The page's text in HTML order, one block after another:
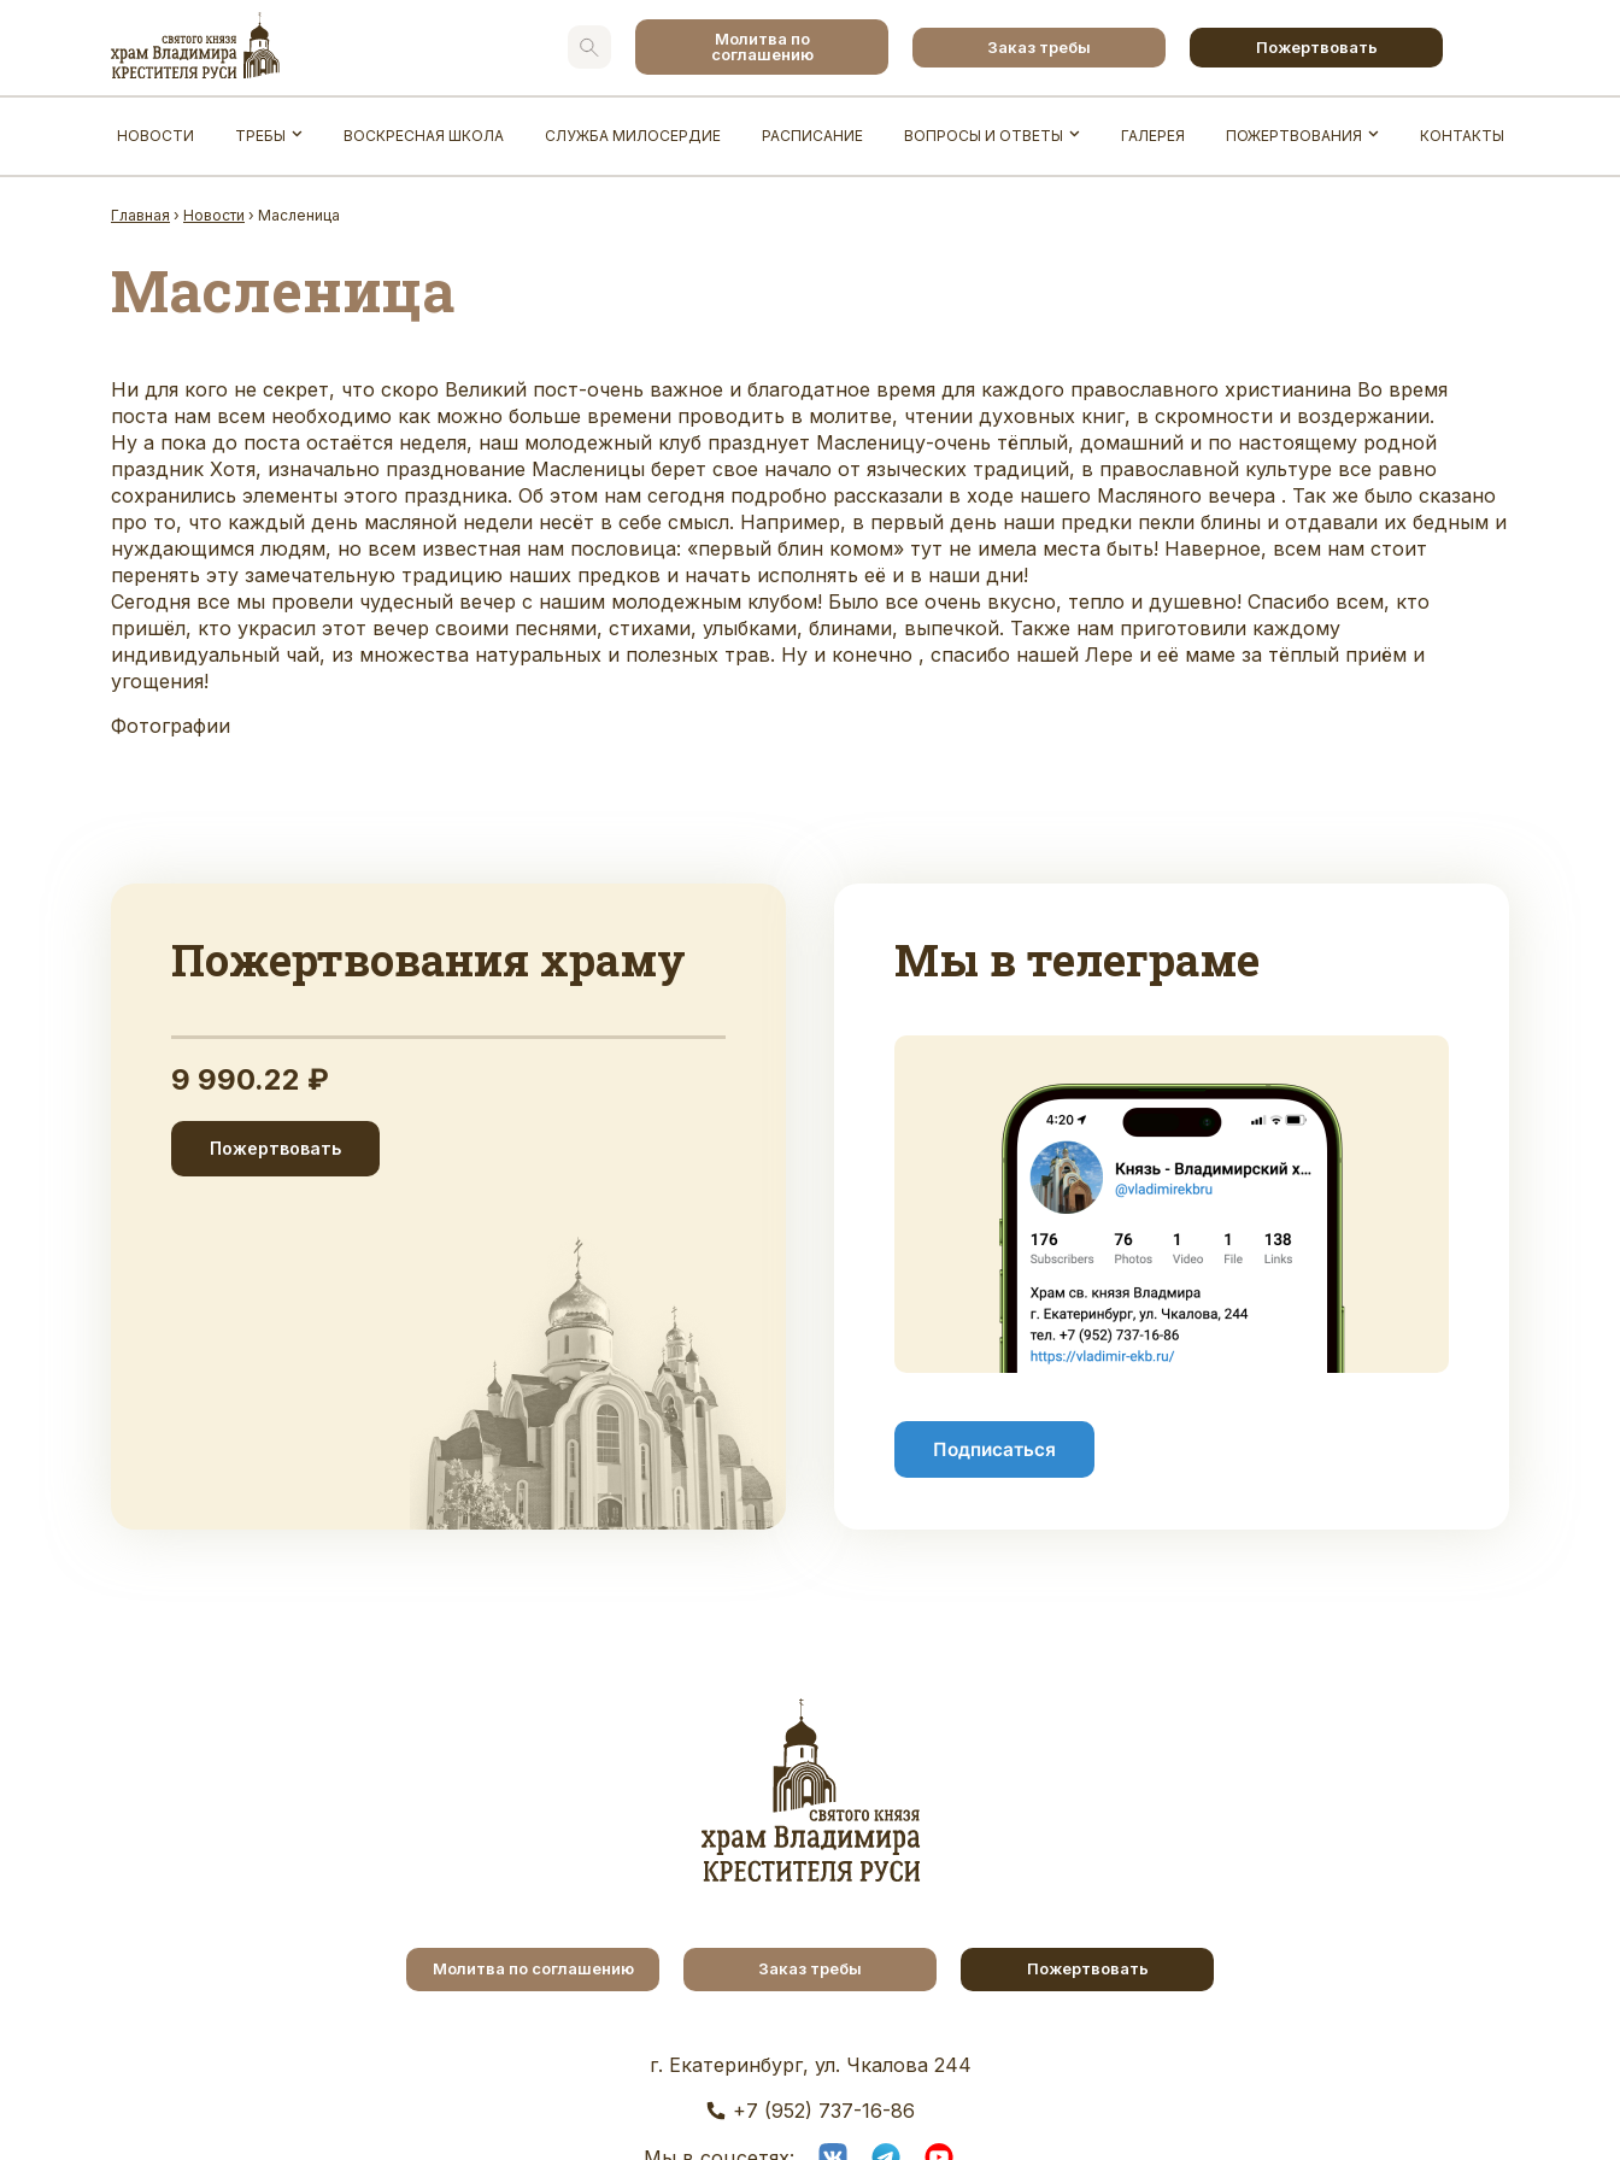
Молитва по
соглашению
Заказ требы Пожертвовать
НОВОСТИ ТРЕБЫ ВОСКРЕСНАЯ ШКОЛА СЛУЖБА МИЛОСЕРДИЕ РАСПИСАНИЕ ВОПРОСЫ И ОТВЕТЫ ГАЛЕРЕЯ ПОЖЕРТВОВАНИЯ КОНТАКТЫ
Главная › Новости › Масленица
Масленица
Ни для кого не секрет, что скоро Великий пост-очень важное и благодатное время для каждого православного христианина Во время
поста нам всем необходимо как можно больше времени проводить в молитве, чтении духовных книг, в скромности и воздержании.
Ну а пока до поста остаётся неделя, наш молодежный клуб празднует Масленицу-очень тёплый, домашний и по настоящему родной
праздник Хотя, изначально празднование Масленицы берет свое начало от языческих традиций, в православной культуре все равно
сохранились элементы этого праздника. Об этом нам сегодня подробно рассказали в ходе нашего Масляного вечера . Так же было сказано
про то, что каждый день масляной недели несёт в себе смысл. Например, в первый день наши предки пекли блины и отдавали их бедным и
нуждающимся людям, но всем известная нам пословица: «первый блин комом» тут не имела места быть! Наверное, всем нам стоит
перенять эту замечательную традицию наших предков и начать исполнять её и в наши дни!
Сегодня все мы провели чудесный вечер с нашим молодежным клубом! Было все очень вкусно, тепло и душевно! Спасибо всем, кто
пришёл, кто украсил этот вечер своими песнями, стихами, улыбками, блинами, выпечкой. Также нам приготовили каждому
индивидуальный чай, из множества натуральных и полезных трав. Ну и конечно , спасибо нашей Лере и её маме за тёплый приём и
угощения!
Фотографии
Пожертвования храму
9 990.22 ₽
Пожертвовать
Мы в телеграме
Подписаться
Молитва по соглашению Заказ требы Пожертвовать
г. Екатеринбург, ул. Чкалова 244
+7 (952) 737-16-86